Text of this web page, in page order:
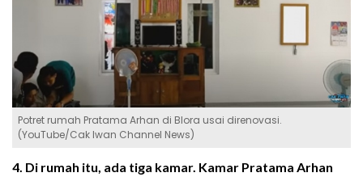
Potret rumah Pratama Arhan di Blora usai direnovasi.
(YouTube/Cak Iwan Channel News)
4. Di rumah itu, ada tiga kamar. Kamar Pratama Arhan